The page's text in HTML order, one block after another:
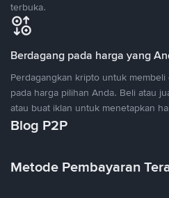
terbuka.
Berdagang pada harga yang
Perdagangkan kripto untuk
pada harga pilihan Anda. Beli atau
atau buat iklan untuk menetapkan
Blog P2P
Metode Pembayaran